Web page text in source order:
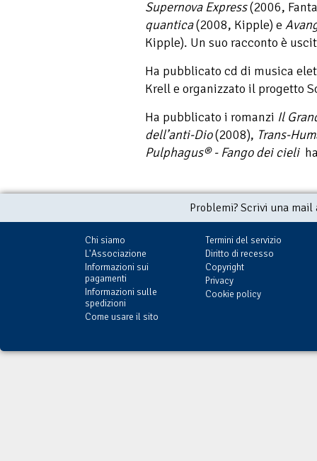
Supernova Express(2006,
quantica(2008, Kipple) e
Kipple). Un suo racconto è
Ha pubblicato cd di musica
Krell e organizzato il progetto
Ha pubblicato i romanzi Il
dell’anti-Dio(2008), Trans-
Pulphagus® - Fango dei cieliha
Problemi? Scrivi una
Chi siamo
L'Associazione
Informazioni sui
pagamenti
Informazioni sulle
spedizioni
Come usare il sito
Termini del servizio
Diritto di recesso
Copyright
Privacy
Cookie policy